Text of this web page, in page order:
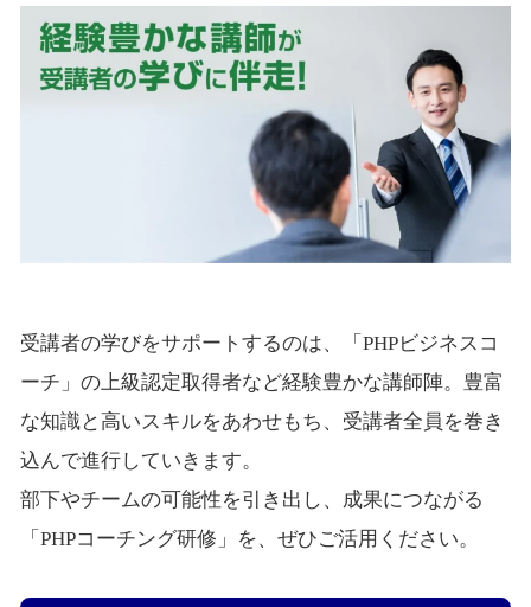
受講者の学びをサポートするのは、「PHPビジネスコ
ーチ」の上級認定取得者など経験豊かな講師陣。豊富
な知識と高いスキルをあわせもち、受講者全員を巻き
込んで進行していきます。
部下やチームの可能性を引き出し、成果につながる
「PHPコーチング研修」を、ぜひご活用ください。